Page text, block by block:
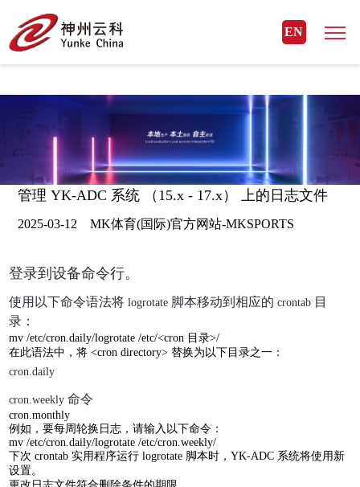
MK体育(国际)官方网站
EN
管理 YK-ADC 系统 （15.x - 17.x） 上的日志文件
2025-03-12 MK体育(国际)官方网站-MKSPORTS
登录到设备命令行。
使用以下命令语法将 logrotate 脚本移动到相应的 crontab 目
录：
mv /etc/cron.daily/logrotate /etc/<cron 目录>/
在此语法中，将 <cron directory>替换为以下目录之一：
cron.daily
cron.weekly命令
cron.monthly
例如，要每周轮换日志，请输入以下命令：
mv /etc/cron.daily/logrotate /etc/cron.weekly/
下次 crontab实用程序运行 logrotate 脚本时，YK-ADC 系统将使用新
设置。